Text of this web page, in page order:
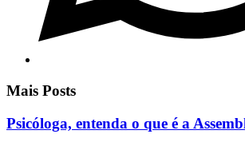
Mais Posts
Psicóloga, entenda o que é a